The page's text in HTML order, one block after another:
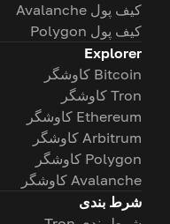
کیف پول Avalanche
کیف پول Polygon
Explorer
Bitcoin کاوشگر
Tron کاوشگر
Ethereum کاوشگر
Arbitrum کاوشگر
Polygon کاوشگر
Avalanche کاوشگر
شرط بندی